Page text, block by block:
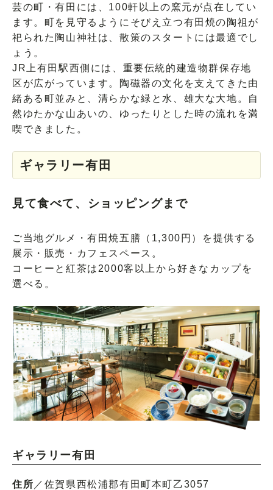
芸の町・有田には、100軒以上の窯元が点在してい
ます。町を見守るようにそびえ立つ有田焼の陶祖が
祀られた陶山神社は、散策のスタートには最適でし
ょう。
JR上有田駅西側には、重要伝統的建造物群保存地
区が広がっています。陶磁器の文化を支えてきた由
緒ある町並みと、清らかな緑と水、雄大な大地。自
然ゆたかな山あいの、ゆったりとした時の流れを満
喫できました。
ギャラリー有田
見て食べて、ショッピングまで
ご当地グルメ・有田焼五膳（1,300円）を提供する
展示・販売・カフェスペース。
コーヒーと紅茶は2000客以上から好きなカップを
選べる。
ギャラリー有田
住所 ／佐賀県西松浦郡有田町本町乙3057